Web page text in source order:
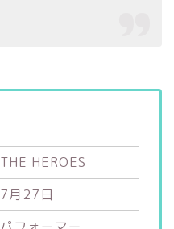
THE HEROES
7月27日